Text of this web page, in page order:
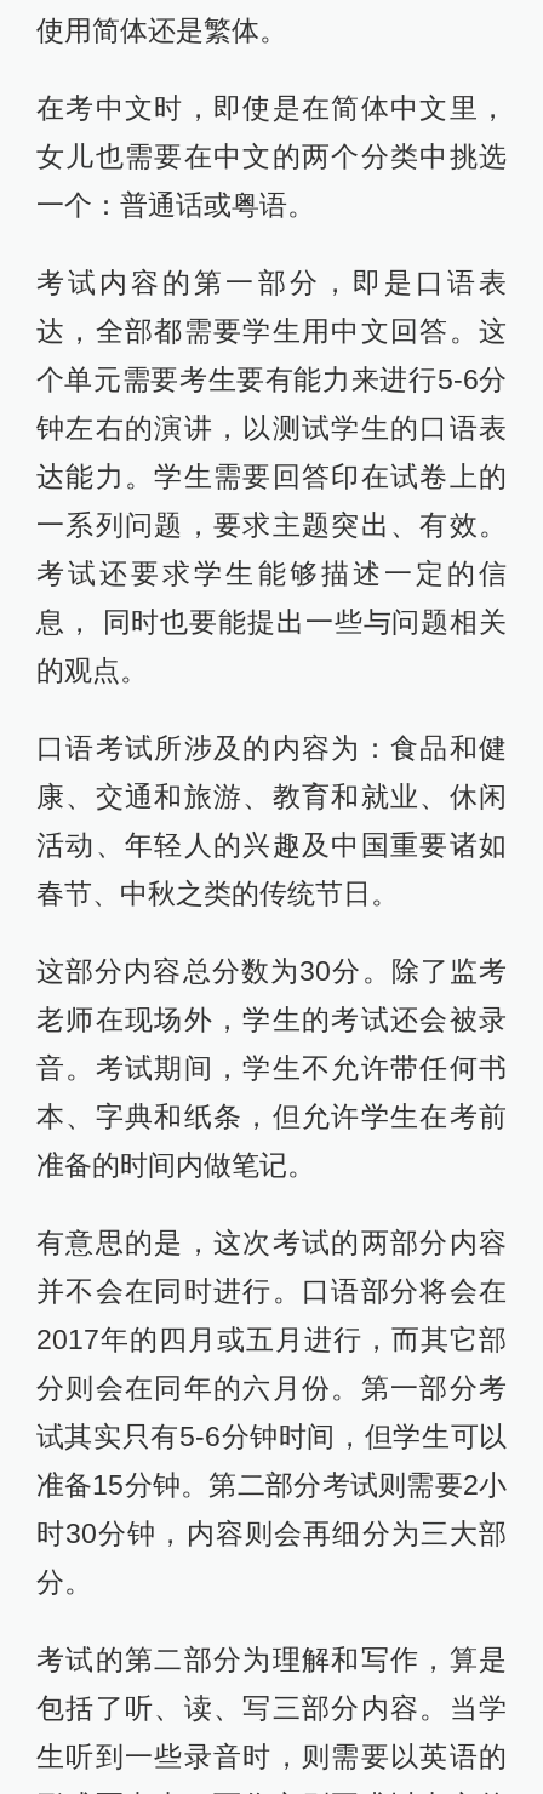
使用简体还是繁体。
在考中文时，即使是在简体中文里，
女儿也需要在中文的两个分类中挑选
一个：普通话或粤语。
考试内容的第一部分，即是口语表
达，全部都需要学生用中文回答。这
个单元需要考生要有能力来进行5-6分
钟左右的演讲，以测试学生的口语表
达能力。学生需要回答印在试卷上的
一系列问题，要求主题突出、有效。
考试还要求学生能够描述一定的信
息， 同时也要能提出一些与问题相关
的观点。
口语考试所涉及的内容为：食品和健
康、交通和旅游、教育和就业、休闲
活动、年轻人的兴趣及中国重要诸如
春节、中秋之类的传统节日。
这部分内容总分数为30分。除了监考
老师在现场外，学生的考试还会被录
音。考试期间，学生不允许带任何书
本、字典和纸条，但允许学生在考前
准备的时间内做笔记。
有意思的是，这次考试的两部分内容
并不会在同时进行。口语部分将会在
2017年的四月或五月进行，而其它部
分则会在同年的六月份。第一部分考
试其实只有5-6分钟时间，但学生可以
准备15分钟。第二部分考试则需要2小
时30分钟，内容则会再细分为三大部
分。
考试的第二部分为理解和写作，算是
包括了听、读、写三部分内容。当学
生听到一些录音时，则需要以英语的